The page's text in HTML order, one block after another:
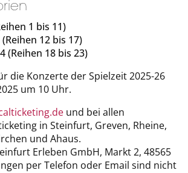
1 bis 11)
12 bis 17)
(Reihen 18 bis 23)
die Konzerte der Spielzeit 2025-26
um 10 Uhr.
und bei allen
in Steinfurt, Greven, Rheine,
und Ahaus.
Erleben GmbH, Markt 2, 48565
per Telefon oder Email sind nicht